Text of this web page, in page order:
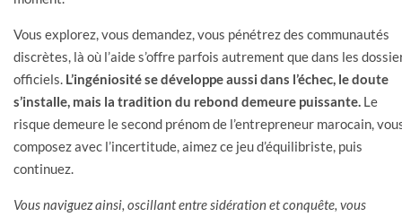
Vous explorez, vous demandez, vous pénétrez des communautés
discrètes, là où l’aide s’offre parfois autrement que dans les
officiels. L’ingéniosité se développe aussi dans l’échec, le doute
s’installe, mais la tradition du rebond demeure puissante. Le
risque demeure le second prénom de l’entrepreneur marocain,
composez avec l’incertitude, aimez ce jeu d’équilibriste, puis
continuez.
Vous naviguez ainsi, oscillant entre sidération et conquête, vous